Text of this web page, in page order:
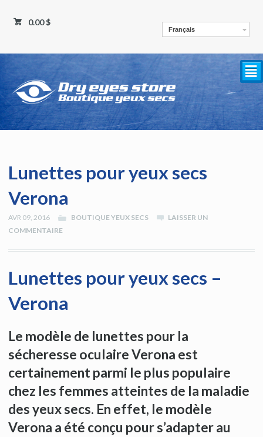
Français
0.00 $
²
Lunettes pour yeux secs
Verona
AVR 09, 2016 BOUTIQUE YEUX SECS
LAISSER UN
COMMENTAIRE
Lunettes pour yeux secs –
Verona
Le modèle de lunettes pour la
sécheresse oculaire Verona est
certainement parmi le plus populaire
chez les femmes atteintes de la maladie
des yeux secs. En effet, le modèle
Verona a été conçu pour s’adapter au